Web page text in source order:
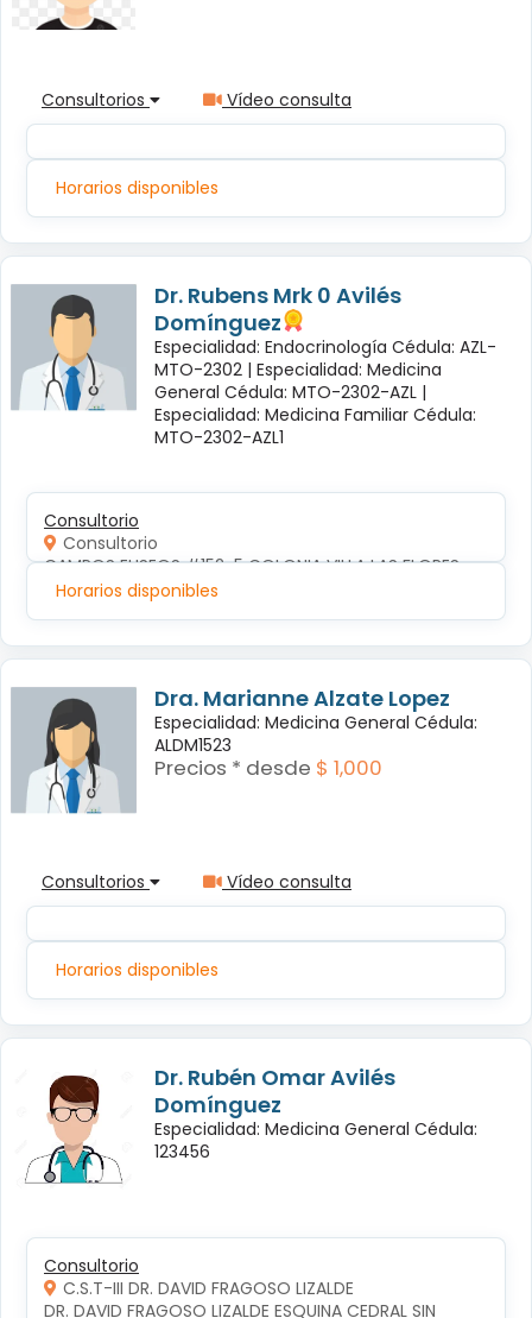
Consultorios Vídeo consulta
Horarios disponibles
Dr. Rubens Mrk 0 Avilés
Domínguez
Especialidad: Endocrinología Cédula: AZL-
MTO-2302 | Especialidad: Medicina
General Cédula: MTO-2302-AZL |
Especialidad: Medicina Familiar Cédula:
MTO-2302-AZL1
Consultorio
Consultorio
CAMPOS ELISEOS #152-5 COLONIA VILLA LAS FLORES
Horarios disponibles
Dra. Marianne Alzate Lopez
Especialidad: Medicina General Cédula:
ALDM1523
Precios * desde $ 1,000
Consultorios Vídeo consulta
Horarios disponibles
Dr. Rubén Omar Avilés
Domínguez
Especialidad: Medicina General Cédula:
123456
Consultorio
C.S.T-III DR. DAVID FRAGOSO LIZALDE
DR. DAVID FRAGOSO LIZALDE ESQUINA CEDRAL SIN